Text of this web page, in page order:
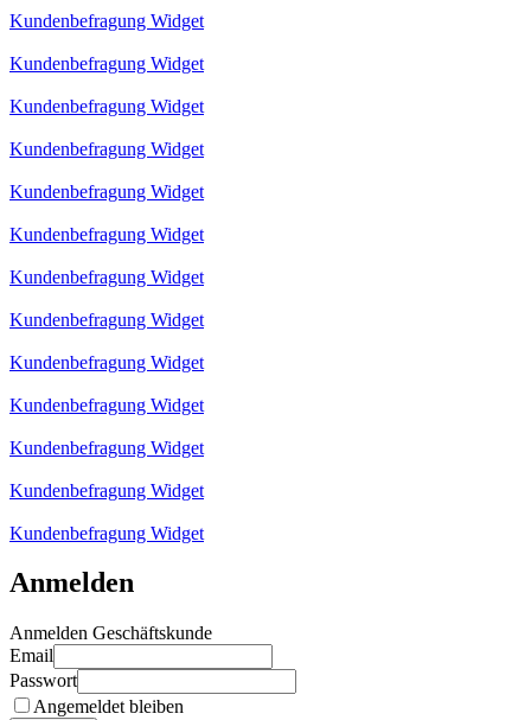
Kundenbefragung Widget
Kundenbefragung Widget
Kundenbefragung Widget
Kundenbefragung Widget
Kundenbefragung Widget
Kundenbefragung Widget
Kundenbefragung Widget
Kundenbefragung Widget
Kundenbefragung Widget
Kundenbefragung Widget
Kundenbefragung Widget
Kundenbefragung Widget
Kundenbefragung Widget
Anmelden
Anmelden Geschäftskunde
Email
Passwort
Angemeldet bleiben